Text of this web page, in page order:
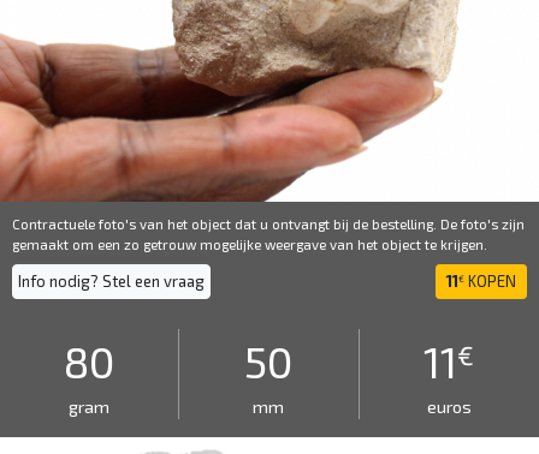
Contractuele foto's van het object dat u ontvangt bij de bestelling. De foto's zijn
gemaakt om een ​​zo getrouw mogelijke weergave van het object te krijgen.
Info nodig? Stel een vraag 11€ KOPEN
80
gram
50
mm
11€
euros